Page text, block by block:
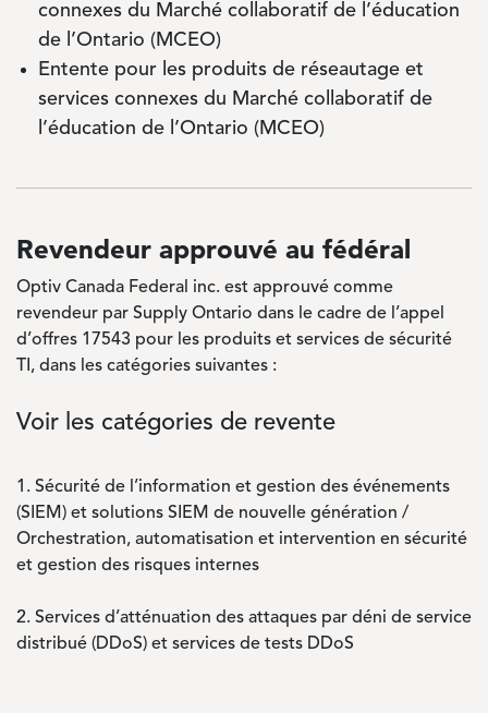
connexes du Marché collaboratif de l’éducation
de l’Ontario (MCEO)
Entente pour les produits de réseautage et
services connexes du Marché collaboratif de
l’éducation de l’Ontario (MCEO)
Revendeur approuvé au fédéral
Optiv Canada Federal inc. est approuvé comme
revendeur par Supply Ontario dans le cadre de l’appel
d’offres 17543 pour les produits et services de sécurité
TI, dans les catégories suivantes :
Voir les catégories de revente
1. Sécurité de l’information et gestion des événements
(SIEM) et solutions SIEM de nouvelle génération /
Orchestration, automatisation et intervention en sécurité
et gestion des risques internes
2. Services d’atténuation des attaques par déni de service
distribué (DDoS) et services de tests DDoS